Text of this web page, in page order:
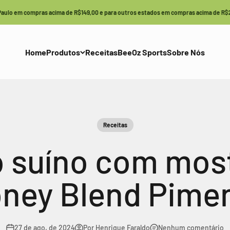
compras acima de R$149,00 e para outros estados em compras acima de
HomeProdutos ReceitasBeeOz SportsSobre Nós
Receitas
suíno com
Blend
27 de ago. de 2024 Por Henrique Faraldo Nenhum comentário